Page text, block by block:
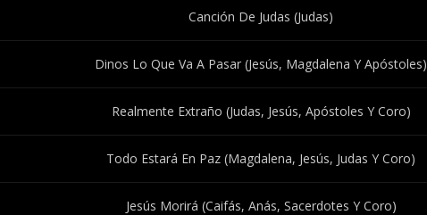
Canción De Judas (Judas)
Dinos Lo Que Va A Pasar (Jesús, Magdalena Y Apóstoles)
Realmente Extraño (Judas, Jesús, Apóstoles Y Coro)
Todo Estará En Paz (Magdalena, Jesús, Judas Y Coro)
Jesús Morirá (Caifás, Anás, Sacerdotes Y Coro)